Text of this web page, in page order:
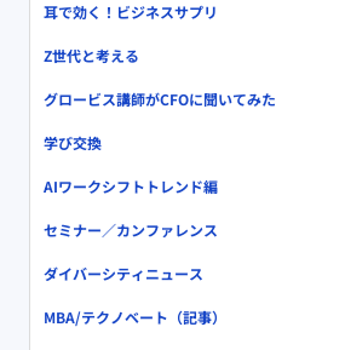
耳で効く！ビジネスサプリ
Z世代と考える
グロービス講師がCFOに聞いてみた
学び交換
AIワークシフトトレンド編
セミナー／カンファレンス
ダイバーシティニュース
MBA/テクノベート（記事）